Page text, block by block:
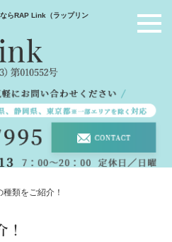
らRAP Link（ラップリン
種類をご紹介！
！